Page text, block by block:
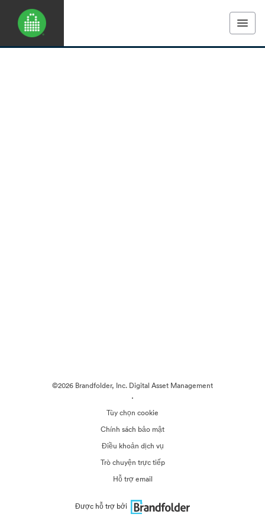
©2026 Brandfolder, Inc. Digital Asset Management
·
Tùy chọn cookie
Chính sách bảo mật
Điều khoản dịch vụ
Trò chuyện trực tiếp
Hỗ trợ email
Được hỗ trợ bởi